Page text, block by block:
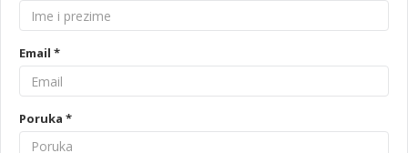
Email *
Poruka *